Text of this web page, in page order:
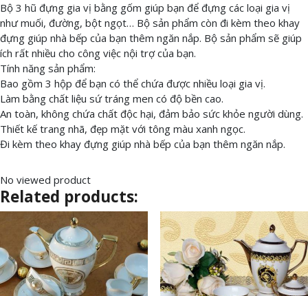
Bộ 3 hũ đựng gia vị bằng gốm giúp bạn để đựng các loại gia vị
như muối, đường, bột ngọt… Bộ sản phẩm còn đi kèm theo khay
đựng giúp nhà bếp của bạn thêm ngăn nắp. Bộ sản phẩm sẽ giúp
ích rất nhiều cho công việc nội trợ của bạn.
Tính năng sản phẩm:
Bao gồm 3 hộp để bạn có thể chứa được nhiều loại gia vị.
Làm bằng chất liệu sứ tráng men có độ bền cao.
An toàn, không chứa chất độc hại, đảm bảo sức khỏe người dùng.
Thiết kế trang nhã, đẹp mặt với tông màu xanh ngọc.
Đi kèm theo khay đựng giúp nhà bếp của bạn thêm ngăn nắp.
No viewed product
Related products: